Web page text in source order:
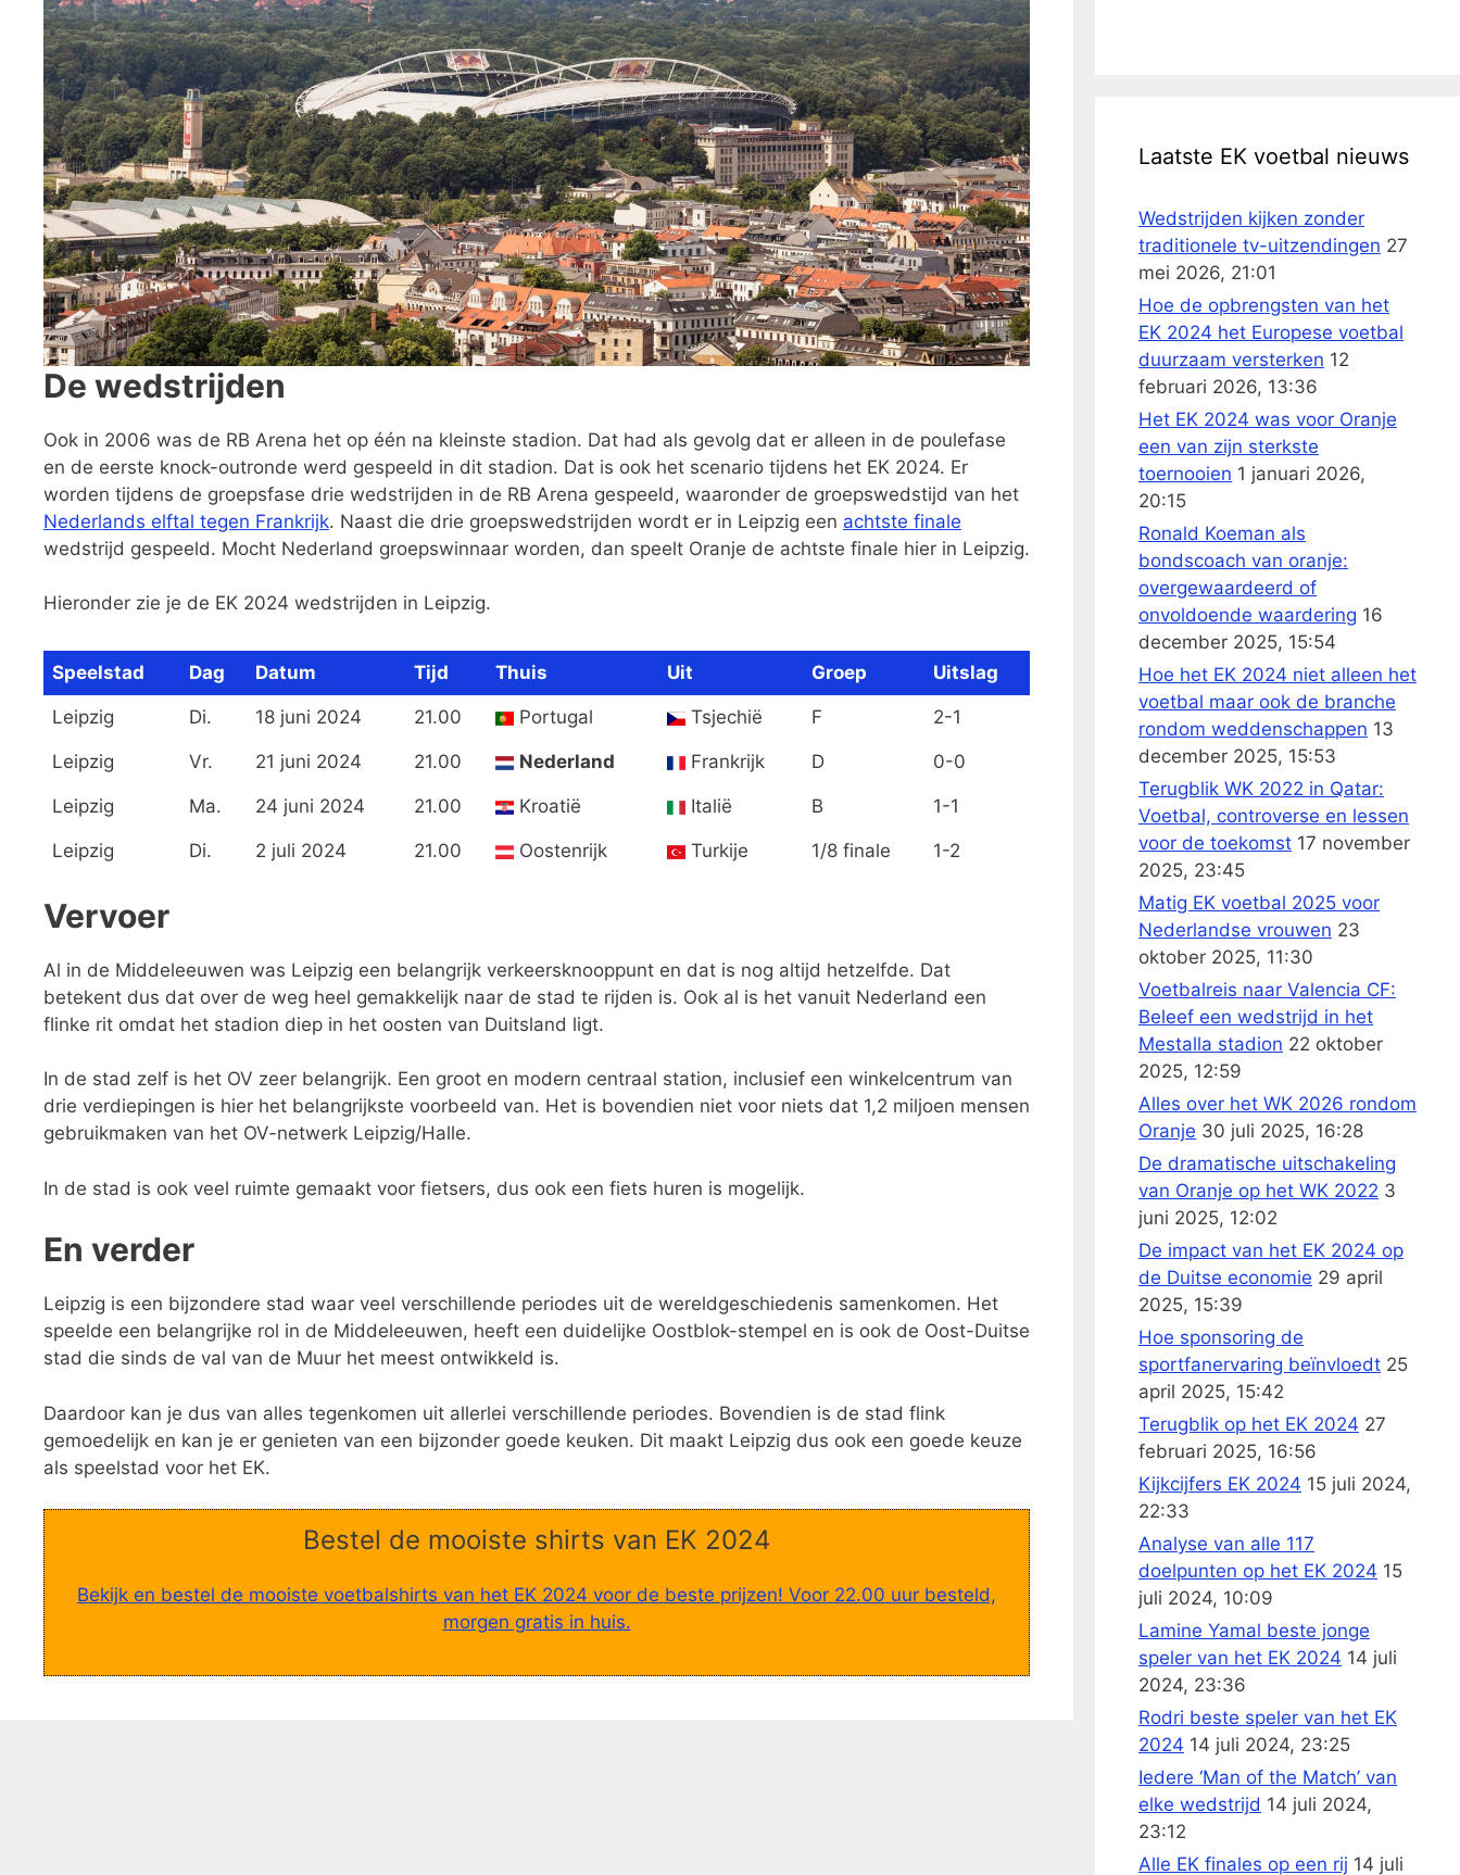
De wedstrijden
Ook in 2006 was de RB Arena het op één na kleinste stadion. Dat had als gevolg dat er alleen in de poulefase
en de eerste knock-outronde werd gespeeld in dit stadion. Dat is ook het scenario tijdens het EK 2024. Er
worden tijdens de groepsfase drie wedstrijden in de RB Arena gespeeld, waaronder de groepswedstijd van het
Nederlands elftal tegen Frankrijk. Naast die drie groepswedstrijden wordt er in Leipzig een achtste finale
wedstrijd gespeeld. Mocht Nederland groepswinnaar worden, dan speelt Oranje de achtste finale hier in Leipzig.
Hieronder zie je de EK 2024 wedstrijden in Leipzig.
Speelstad Dag Datum Tijd Thuis Uit Groep Uitslag
Leipzig Di. 18 juni 2024 21.00 Portugal Tsjechië F 2-1
Leipzig Vr. 21 juni 2024 21.00 Nederland Frankrijk D 0-0
Leipzig Ma. 24 juni 2024 21.00 Kroatië Italië B 1-1
Leipzig Di. 2 juli 2024 21.00 Oostenrijk Turkije 1/8 finale 1-2
Vervoer
Al in de Middeleeuwen was Leipzig een belangrijk verkeersknooppunt en dat is nog altijd hetzelfde. Dat
betekent dus dat over de weg heel gemakkelijk naar de stad te rijden is. Ook al is het vanuit Nederland een
flinke rit omdat het stadion diep in het oosten van Duitsland ligt.
In de stad zelf is het OV zeer belangrijk. Een groot en modern centraal station, inclusief een winkelcentrum van
drie verdiepingen is hier het belangrijkste voorbeeld van. Het is bovendien niet voor niets dat 1,2 miljoen mensen
gebruikmaken van het OV-netwerk Leipzig/Halle.
In de stad is ook veel ruimte gemaakt voor fietsers, dus ook een fiets huren is mogelijk.
En verder
Leipzig is een bijzondere stad waar veel verschillende periodes uit de wereldgeschiedenis samenkomen. Het
speelde een belangrijke rol in de Middeleeuwen, heeft een duidelijke Oostblok-stempel en is ook de Oost-Duitse
stad die sinds de val van de Muur het meest ontwikkeld is.
Daardoor kan je dus van alles tegenkomen uit allerlei verschillende periodes. Bovendien is de stad flink
gemoedelijk en kan je er genieten van een bijzonder goede keuken. Dit maakt Leipzig dus ook een goede keuze
als speelstad voor het EK.
Bestel de mooiste shirts van EK 2024
Bekijk en bestel de mooiste voetbalshirts van het EK 2024 voor de beste prijzen! Voor 22.00 uur besteld,
morgen gratis in huis.
Laatste EK voetbal nieuws
Wedstrijden kijken zonder
traditionele tv-uitzendingen 27
mei 2026, 21:01
Hoe de opbrengsten van het
EK 2024 het Europese voetbal
duurzaam versterken 12
februari 2026, 13:36
Het EK 2024 was voor Oranje
een van zijn sterkste
toernooien 1 januari 2026,
20:15
Ronald Koeman als
bondscoach van oranje:
overgewaardeerd of
onvoldoende waardering 16
december 2025, 15:54
Hoe het EK 2024 niet alleen het
voetbal maar ook de branche
rondom weddenschappen 13
december 2025, 15:53
Terugblik WK 2022 in Qatar:
Voetbal, controverse en lessen
voor de toekomst 17 november
2025, 23:45
Matig EK voetbal 2025 voor
Nederlandse vrouwen 23
oktober 2025, 11:30
Voetbalreis naar Valencia CF:
Beleef een wedstrijd in het
Mestalla stadion 22 oktober
2025, 12:59
Alles over het WK 2026 rondom
Oranje 30 juli 2025, 16:28
De dramatische uitschakeling
van Oranje op het WK 2022 3
juni 2025, 12:02
De impact van het EK 2024 op
de Duitse economie 29 april
2025, 15:39
Hoe sponsoring de
sportfanervaring beïnvloedt 25
april 2025, 15:42
Terugblik op het EK 2024 27
februari 2025, 16:56
Kijkcijfers EK 2024 15 juli 2024,
22:33
Analyse van alle 117
doelpunten op het EK 2024 15
juli 2024, 10:09
Lamine Yamal beste jonge
speler van het EK 2024 14 juli
2024, 23:36
Rodri beste speler van het EK
2024 14 juli 2024, 23:25
Iedere ‘Man of the Match’ van
elke wedstrijd 14 juli 2024,
23:12
Alle EK finales op een rij 14 juli